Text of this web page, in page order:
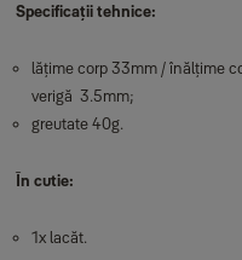
Specificații tehnice:
lățime corp 33mm / înălțime
verigă 3.5mm;
greutate 40g.
În cutie:
1x lacăt.